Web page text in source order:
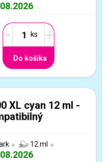
- +
Do košíka
XL cyan 12 ml -
12 ml